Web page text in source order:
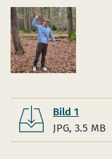
Bild 1
JPG, 3.5 MB